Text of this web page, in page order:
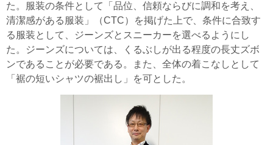
た。服装の条件として「品位、信頼ならびに調和を考え、
清潔感がある服装」（CTC）を掲げた上で、条件に合致す
る服装として、ジーンズとスニーカーを選べるようにし
た。ジーンズについては、くるぶしが出る程度の長丈ズボ
ンであることが必要である。また、全体の着こなしとして
「裾の短いシャツの裾出し」を可とした。